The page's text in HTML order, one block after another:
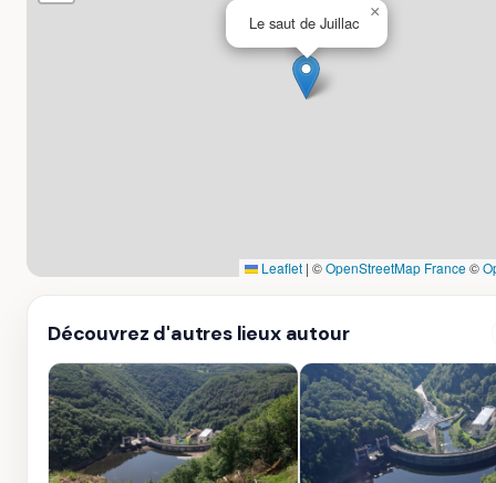
Le saut de Juillac
×
Leaflet | ©OpenStreetMap France©
Découvrez d'autres lieux autour